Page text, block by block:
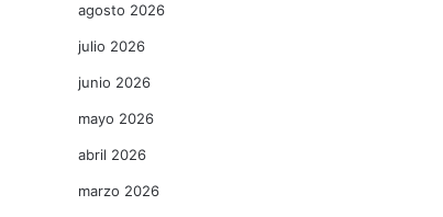
agosto 2026
julio 2026
junio 2026
mayo 2026
abril 2026
marzo 2026